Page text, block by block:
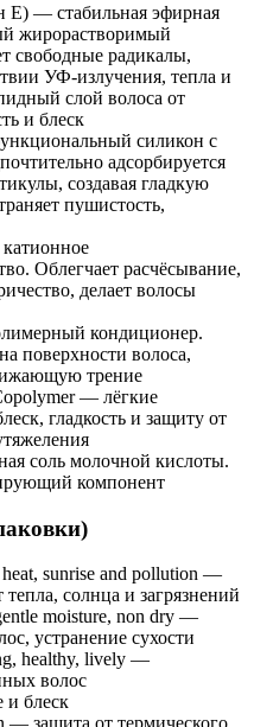
E) — стабильная эфирная
жирорастворимый
свободные радикалы,
УФ-излучения, тепла и
слой волоса от
и блеск
силикон с
адсорбируется
создавая гладкую
пушистость,
Облегчает расчёсывание,
делает волосы
кондиционер.
поверхности волоса,
трение
— лёгкие
гладкость и защиту от
соль молочной кислоты.
компонент
sunrise and pollution —
солнца и загрязнений
moisture, non dry —
устранение сухости
healthy, lively —
волос
блеск